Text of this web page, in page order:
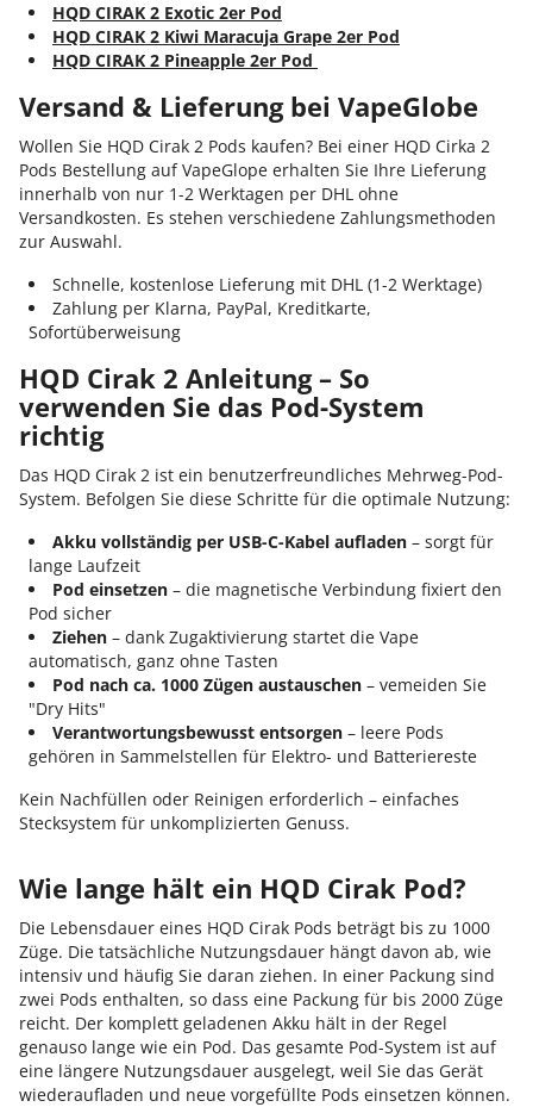
HQD CIRAK 2 Exotic 2er Pod‎
HQD CIRAK 2 Kiwi Maracuja Grape 2er Pod‎
HQD CIRAK 2 Pineapple 2er Pod‎
Versand & Lieferung bei VapeGlobe
Wollen Sie HQD Cirak 2 Pods kaufen? Bei einer HQD Cirka 2
Pods Bestellung auf VapeGlope erhalten Sie Ihre Lieferung
innerhalb von nur 1-2 Werktagen per DHL ohne
Versandkosten. Es stehen verschiedene Zahlungsmethoden
zur Auswahl.
Schnelle, kostenlose Lieferung mit DHL (1-2 Werktage)
Zahlung per Klarna, PayPal, Kreditkarte,
Sofortüberweisung
HQD Cirak 2 Anleitung – So
verwenden Sie das Pod-System
richtig
Das HQD Cirak 2 ist ein benutzerfreundliches Mehrweg-Pod-
System. Befolgen Sie diese Schritte für die optimale Nutzung:
Akku vollständig per USB-C-Kabel aufladen – sorgt für
lange Laufzeit
Pod einsetzen – die magnetische Verbindung fixiert den
Pod sicher
Ziehen – dank Zugaktivierung startet die Vape
automatisch, ganz ohne Tasten
Pod nach ca. 1000 Zügen austauschen – vemeiden Sie
"Dry Hits"
Verantwortungsbewusst entsorgen – leere Pods
gehören in Sammelstellen für Elektro- und Batteriereste
Kein Nachfüllen oder Reinigen erforderlich – einfaches
Stecksystem für unkomplizierten Genuss.
Wie lange hält ein HQD Cirak Pod?
Die Lebensdauer eines HQD Cirak Pods beträgt bis zu 1000
Züge. Die tatsächliche Nutzungsdauer hängt davon ab, wie
intensiv und häufig Sie daran ziehen. In einer Packung sind
zwei Pods enthalten, so dass eine Packung für bis 2000 Züge
reicht. Der komplett geladenen Akku hält in der Regel
genauso lange wie ein Pod. Das gesamte Pod-System ist auf
eine längere Nutzungsdauer ausgelegt, weil Sie das Gerät
wiederaufladen und neue vorgefüllte Pods einsetzen können.